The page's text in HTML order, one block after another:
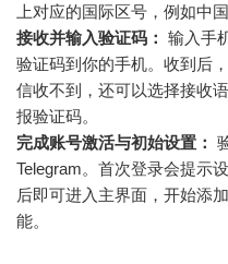
上对应的国际区号，例如中
接收并输入验证码： 输入手
验证码到你的手机。收到后
信收不到，还可以选择接收
报验证码。
完成账号激活与初始设置：
Telegram。首次登录会提示
后即可进入主界面，开始添
能。